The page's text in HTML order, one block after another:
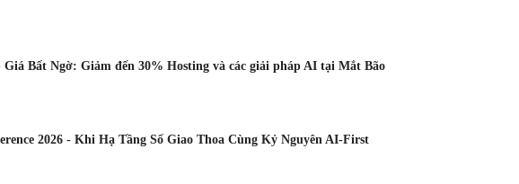
Bất Ngờ: Giảm đến 30% Hosting và các giải pháp AI tại Mắt Bão
2026 - Khi Hạ Tầng Số Giao Thoa Cùng Kỷ Nguyên AI-First